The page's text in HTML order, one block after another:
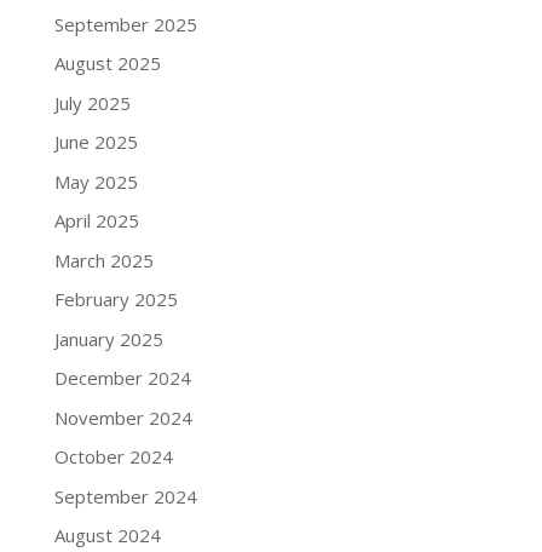
September 2025
August 2025
July 2025
June 2025
May 2025
April 2025
March 2025
February 2025
January 2025
December 2024
November 2024
October 2024
September 2024
August 2024